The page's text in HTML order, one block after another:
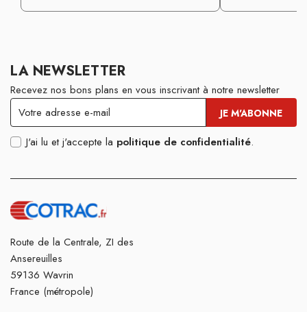
LA NEWSLETTER
Recevez nos bons plans en vous inscrivant à notre newsletter
J'ai lu et j'accepte la politique de confidentialité.
Route de la Centrale, ZI des
Ansereuilles
59136 Wavrin
France (métropole)